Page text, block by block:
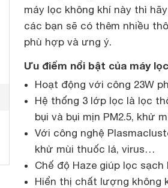
máy lọc không khí này thì
các bạn sẽ có thêm nhiều
phù hợp và ưng ý.
Ưu điểm nổi bật của máy
Hoạt động với công 23W
Hệ thống 3 lớp lọc là lọc
bụi và bụi mịn PM2.5, khử
Với công nghệ
khử mùi thuốc lá, virus…
Chế độ Haze giúp lọc
Hiển thị chất lượng không